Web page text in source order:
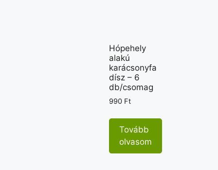
Hópehely
alakú
karácsonyfa
dísz – 6
db/csomag
990 Ft
Tovább
olvasom